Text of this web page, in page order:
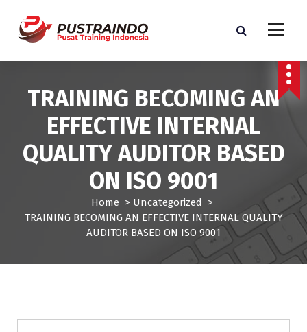
TRAINING BECOMING AN
EFFECTIVE INTERNAL
QUALITY AUDITOR BASED
ON ISO 9001
Home > Uncategorized >
TRAINING BECOMING AN EFFECTIVE INTERNAL QUALITY
AUDITOR BASED ON ISO 9001